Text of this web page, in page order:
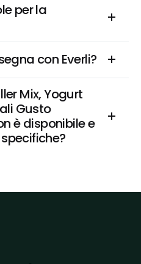
per la
con Everli?
Mix, Yogurt
Gusto
è disponibile e